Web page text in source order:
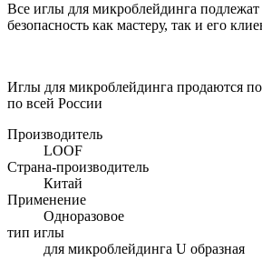
Все иглы для микроблейдинга
безопасность как мастеру, так и его
Иглы для микроблейдинга продаются
по всей России
Производитель
LOOF
Страна-производитель
Китай
Применение
Одноразовое
тип иглы
для микроблейдинга U образная